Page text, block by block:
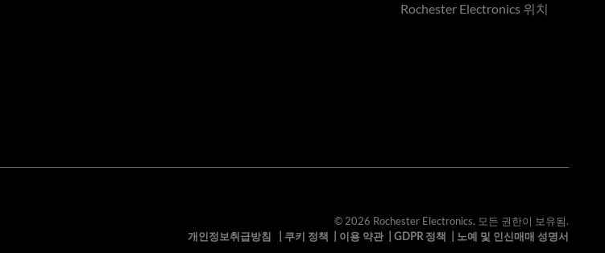
Rochester Electronics 위치
© 2026 Rochester Electronics. 모든 권한이 보유됨.
개인정보취급방침
쿠키 정책 이용 약관| GDPR 정책 노예 및 인신매매 성명서